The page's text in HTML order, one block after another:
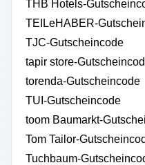
THB Hotels-
TEILeHABER-
TJC-Gutscheincode
tapir store-
torenda-Gutscheincode
TUI-Gutscheincode
toom Baumarkt-
Tom Tailor-
Tuchbaum-